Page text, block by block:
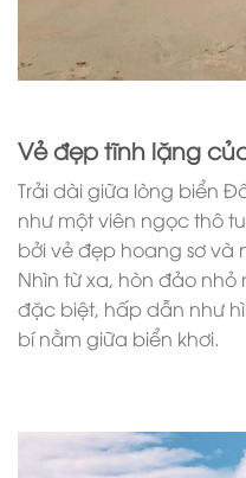
Vẻ đẹp tĩnh lặng
Trải dài giữa lòng biển
như một viên ngọc thô
bởi vẻ đẹp hoang sơ và
Nhìn từ xa, hòn đảo
đặc biệt, hấp dẫn như
bí nằm giữa biển khơi.